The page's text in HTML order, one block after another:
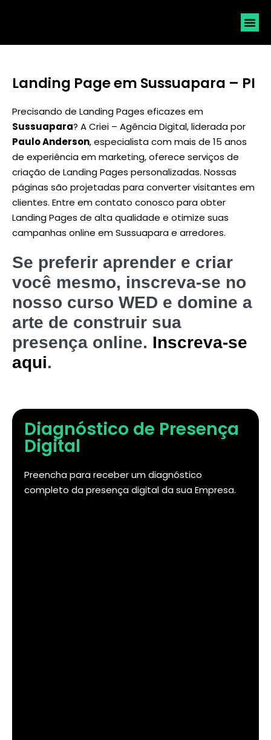
Landing Page em Sussuapara – PI
Precisando de Landing Pages eficazes em
Sussuapara? A Criei – Agência Digital, liderada por
Paulo Anderson, especialista com mais de 15 anos
de experiência em marketing, oferece serviços de
criação de Landing Pages personalizadas. Nossas
páginas são projetadas para converter visitantes em
clientes. Entre em contato conosco para obter
Landing Pages de alta qualidade e otimize suas
campanhas online em Sussuapara e arredores.
Se preferir aprender e criar
você mesmo, inscreva-se no
nosso curso WED e domine a
arte de construir sua
presença online. Inscreva-se
aqui.
Diagnóstico de Presença
Digital
Preencha para receber um diagnóstico
completo da presença digital da sua Empresa.